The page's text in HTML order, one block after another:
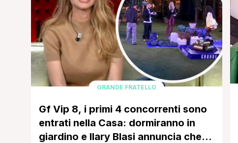
GRANDE FRATELLO
Gf Vip 8, i primi 4 concorrenti sono
entrati nella Casa: dormiranno in
giardino e Ilary Blasi annuncia che…